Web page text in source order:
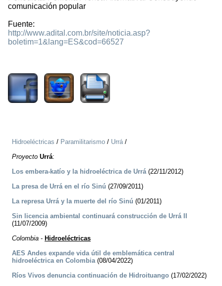
comunicación popular
Fuente:
http://www.adital.com.br/site/noticia.asp?
boletim=1&lang=ES&cod=66527
Hidroeléctricas / Paramilitarismo / Urrá/
Proyecto Urrá:
Los embera-katío y la hidroeléctrica de Urrá(22/11/2012)
La presa de Urrá en el río Sinú (27/09/2011)
La represa Urrá y la muerte del río Sinú (01/2011)
Sin licencia ambiental continuará construcción de Urrá II
(11/07/2009)
Colombia - Hidroeléctricas
AES Andes expande vida útil de emblemática central
hidroeléctrica en Colombia(08/04/2022)
Ríos Vivos denuncia continuación de Hidroituango (17/02/2022)